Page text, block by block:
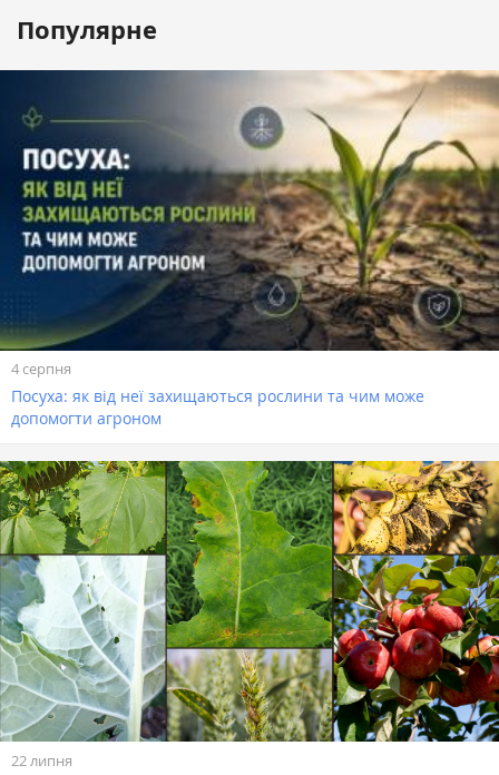
Популярне
4 серпня
Посуха: як від неї захищаються рослини та чим може
допомогти агроном
22 липня